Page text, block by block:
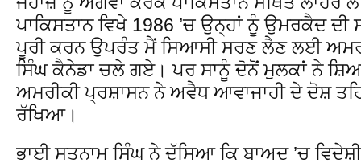
ਪਾਕਿਸਤਾਨ ਵਿਖੇ 1986 ’ਚ ਉਨ੍ਹਾਂ ਨੂੰ ਉਮਰਕੈਦ
ਪੂਰੀ ਕਰਨ ਉਪਰੰਤ ਮੈਂ ਸਿਆਸੀ ਸਰਣ ਲੈਣ ਲਈ
ਸਿੰਘ ਕੈਨੇਡਾ ਚਲੇ ਗਏ। ਪਰ ਸਾਨੂੰ ਦੋਨੋਂ ਮੁਲਕਾਂ ਨੇ
ਅਮਰੀਕੀ ਪ੍ਰਸ਼ਾਸਨ ਨੇ ਅਵੈਧ ਆਵਾਜਾਹੀ ਦੇ ਦੋਸ਼
ਰੱਖਿਆ।
ਭਾਈ ਸਤਨਾਮ ਸਿੰਘ ਨੇ ਦੱਸਿਆ ਕਿ ਬਾਅਦ ’ਚ